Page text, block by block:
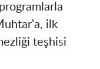
ilk
teşhisi